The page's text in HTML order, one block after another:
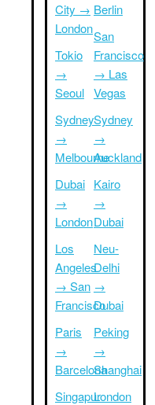
City →
London
Tokio
→
Seoul
Sydney
→
Melbourne
Dubai
→
London
Los
Angeles
→ San
Francisco
Paris
→
Barcelona
Singapur
Berlin
San
Francisco
→ Las
Vegas
Sydney
→
Auckland
Kairo
→
Dubai
Neu-
Delhi
→
Dubai
Peking
→
Shanghai
London